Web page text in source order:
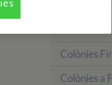
Colònies
Colònies
Colònies
Colònies a